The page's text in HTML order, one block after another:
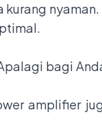
nyaman.
bagi
amplifier